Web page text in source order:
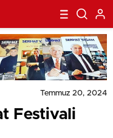
Temmuz 20, 2024
Festivali